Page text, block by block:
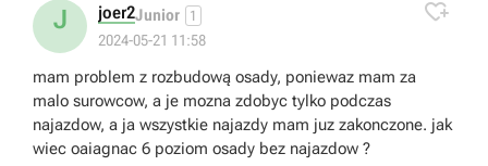
J joer2Junior 1
2024-05-21 11:58

mam problem z rozbudową osady, poniewaz mam za
malo surowcow, a je mozna zdobyc tylko podczas
najazdow, a ja wszystkie najazdy mam juz zakonczone. jak
wiec oaiagnac 6 poziom osady bez najazdow ?